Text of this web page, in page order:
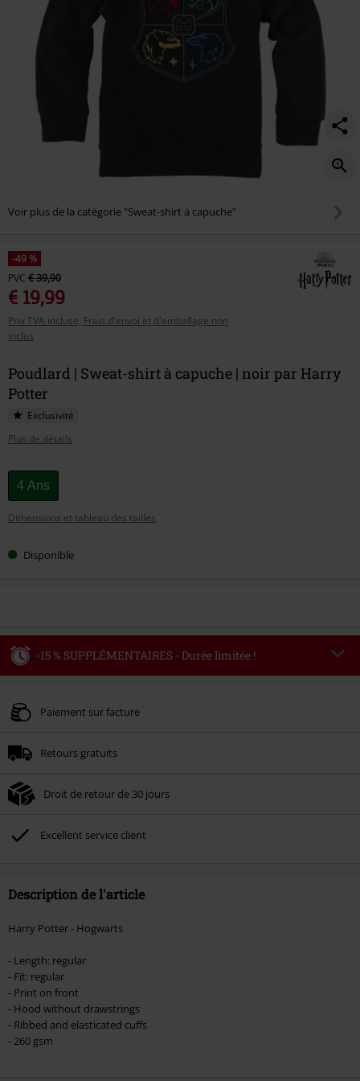
Voir plus de la catégorie "Sweat-shirt à capuche"
-49 %
PVC € 39,90
€ 19,99
Prix TVA incluse, Frais d'envoi et d'emballage non
inclus
Poudlard | Sweat-shirt à capuche | noir par Harry
Potter
Exclusivité
Plus de détails
Choisissez
votre
taille
4 Ans
Dimensions et tableau des tailles
Disponible
-15 % SUPPLÉMENTAIRES - Durée limitée !
Valable jusqu'au 09/08/2026
Une fois le code saisi, la réduction sera automatiquement déduite à la fin de
Non cumulable avec dautres promotions. Non valable sur : les livres, les
Broilers, Die Ärzte, Die Toten Hosen, Metality, les bons d'achat et les articles
incluant un don.
Paiement sur facture
Retours gratuits
Droit de retour de 30 jours
Excellent service client
Description de l'article
Harry Potter - Hogwarts
- Length: regular
- Fit: regular
- Print on front
- Hood without drawstrings
- Ribbed and elasticated cuffs
- 260 gsm